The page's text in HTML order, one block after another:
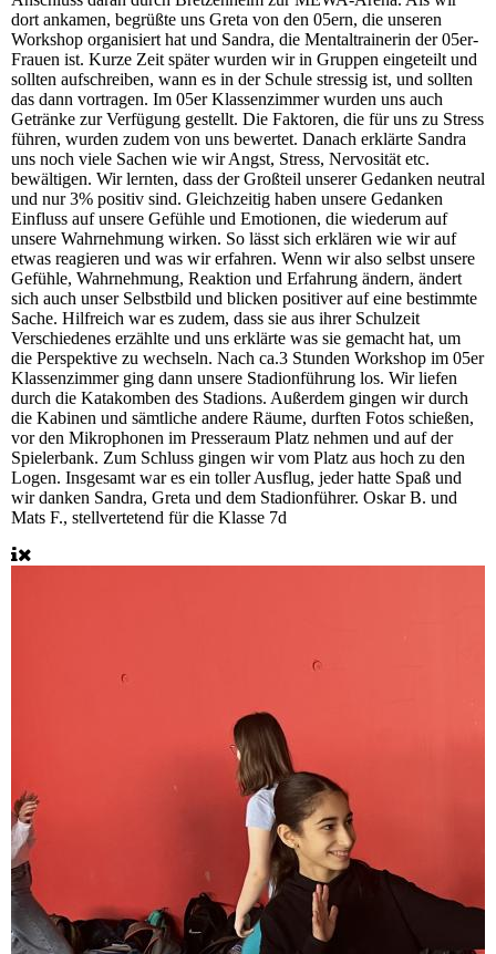
dort ankamen, begrüßte uns Greta von den 05ern, die unseren
Workshop organisiert hat und Sandra, die Mentaltrainerin der 05er-
Frauen ist. Kurze Zeit später wurden wir in Gruppen eingeteilt und
sollten aufschreiben, wann es in der Schule stressig ist, und sollten
das dann vortragen. Im 05er Klassenzimmer wurden uns auch
Getränke zur Verfügung gestellt. Die Faktoren, die für uns zu Stress
führen, wurden zudem von uns bewertet. Danach erklärte Sandra
uns noch viele Sachen wie wir Angst, Stress, Nervosität etc.
bewältigen. Wir lernten, dass der Großteil unserer Gedanken neutral
und nur 3% positiv sind. Gleichzeitig haben unsere Gedanken
Einfluss auf unsere Gefühle und Emotionen, die wiederum auf
unsere Wahrnehmung wirken. So lässt sich erklären wie wir auf
etwas reagieren und was wir erfahren. Wenn wir also selbst unsere
Gefühle, Wahrnehmung, Reaktion und Erfahrung ändern, ändert
sich auch unser Selbstbild und blicken positiver auf eine bestimmte
Sache. Hilfreich war es zudem, dass sie aus ihrer Schulzeit
Verschiedenes erzählte und uns erklärte was sie gemacht hat, um
die Perspektive zu wechseln. Nach ca.3 Stunden Workshop im 05er
Klassenzimmer ging dann unsere Stadionführung los. Wir liefen
durch die Katakomben des Stadions. Außerdem gingen wir durch
die Kabinen und sämtliche andere Räume, durften Fotos schießen,
vor den Mikrophonen im Presseraum Platz nehmen und auf der
Spielerbank. Zum Schluss gingen wir vom Platz aus hoch zu den
Logen. Insgesamt war es ein toller Ausflug, jeder hatte Spaß und
wir danken Sandra, Greta und dem Stadionführer. Oskar B. und
Mats F., stellvertetend für die Klasse 7d